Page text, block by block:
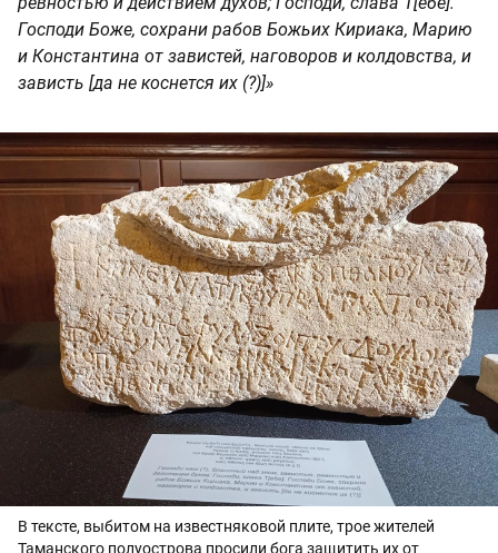
Господи Боже, сохрани рабов Божьих Кириака, Марию
и Константина от завистей, наговоров и колдовства, и
зависть [да не коснется их (?)]»
В тексте, выбитом на известняковой плите, трое жителей
Таманского полуострова просили бога защитить их от